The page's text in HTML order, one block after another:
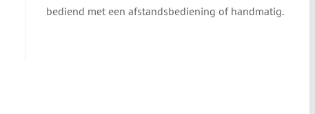
bediend met een afstandsbediening of handmatig.